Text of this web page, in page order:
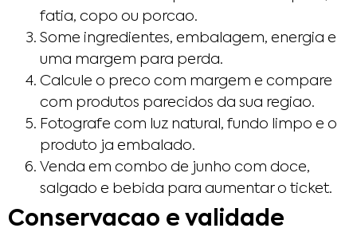
fatia, copo ou porcao.
Some ingredientes, embalagem, energia e
uma margem para perda.
Calcule o preco com margem e compare
com produtos parecidos da sua regiao.
Fotografe com luz natural, fundo limpo e o
produto ja embalado.
Venda em combo de junho com doce,
salgado e bebida para aumentar o ticket.
Conservacao e validade